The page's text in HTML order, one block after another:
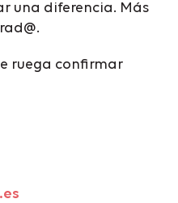
una diferencia. Más
ruega confirmar